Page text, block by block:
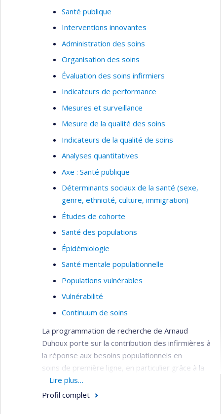
Santé publique
Interventions innovantes
Administration des soins
Organisation des soins
Évaluation des soins infirmiers
Indicateurs de performance
Mesures et surveillance
Mesure de la qualité des soins
Indicateurs de la qualité de soins
Analyses quantitatives
Axe : Santé publique
Déterminants sociaux de la santé (sexe,
genre, ethnicité, culture, immigration)
Études de cohorte
Santé des populations
Épidémiologie
Santé mentale populationnelle
Populations vulnérables
Vulnérabilité
Continuum de soins
La programmation de recherche de Arnaud
Duhoux porte sur la contribution des infirmières à
la réponse aux besoins populationnels en
soins de première ligne, en particulier grâce à la
pratique avancée. Il mène plusieurs projets sur le
sujet, dans le domaine de l’organisation des
Lire plus…
Profil complet